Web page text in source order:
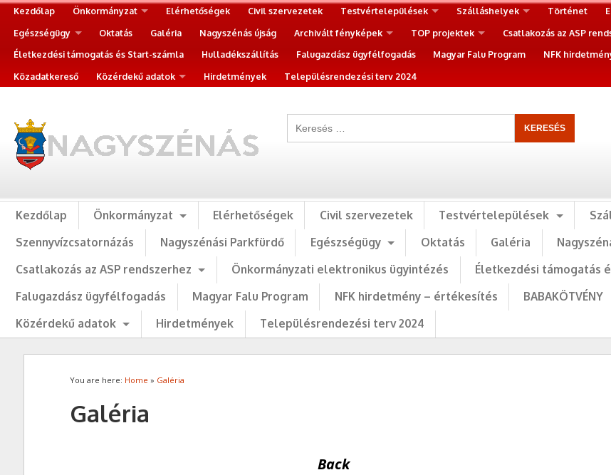
Kezdőlap Önkormányzat Elérhetőségek Civil szervezetek Testvértelepülések Szálláshelyek Történet
Egészségügy
Oktatás Galéria Nagyszénás újság Archivált fényképek TOP projektek Csatlakozás az ASP
Életkezdési támogatás és Start-számla
Hulladékszállítás Falugazdász ügyfélfogadás Magyar Falu Program NFK
Közadatkereső
Közérdekű adatok Hirdetmények Településrendezési terv 2024
Kezdőlap Önkormányzat Elérhetőségek Civil szervezetek Testvértelepülések
Szennyvízcsatornázás
Nagyszénási Parkfürdő Egészségügy Oktatás Galéria
Csatlakozás az ASP rendszerhez
Önkormányzati elektronikus ügyintézés Életkezdési támogatás
Falugazdász ügyfélfogadás
Magyar Falu Program NFK hirdetmény – értékesítés BABAKÖTVÉNY
Közérdekű adatok
Hirdetmények Településrendezési terv 2024
You are here: Home » Galéria
Galéria
Back